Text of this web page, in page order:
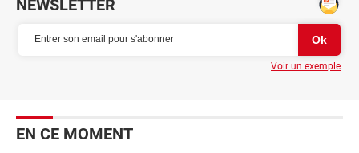
NEWSLETTER
Voir un exemple
EN CE MOMENT